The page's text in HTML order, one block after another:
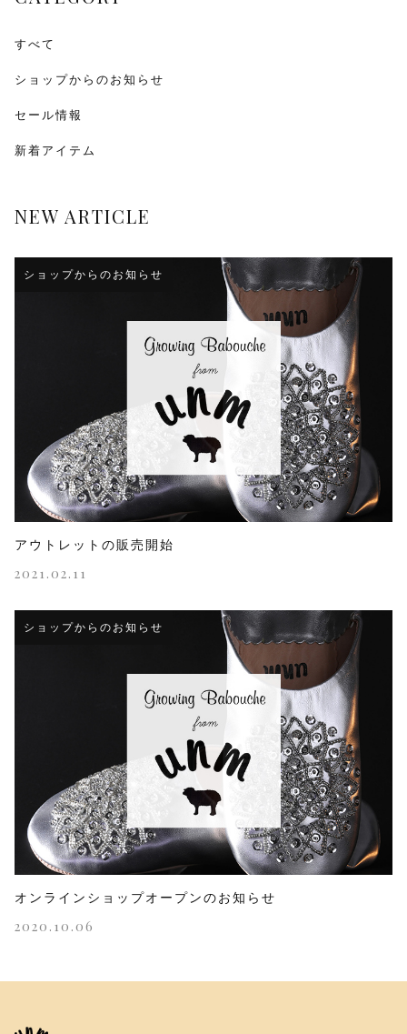
すべて
ショップからのお知らせ
セール情報
新着アイテム
NEW ARTICLE
ショップからのお知らせ
アウトレットの販売開始
2021.02.11
ショップからのお知らせ
オンラインショップオープンのお知らせ
2020.10.06